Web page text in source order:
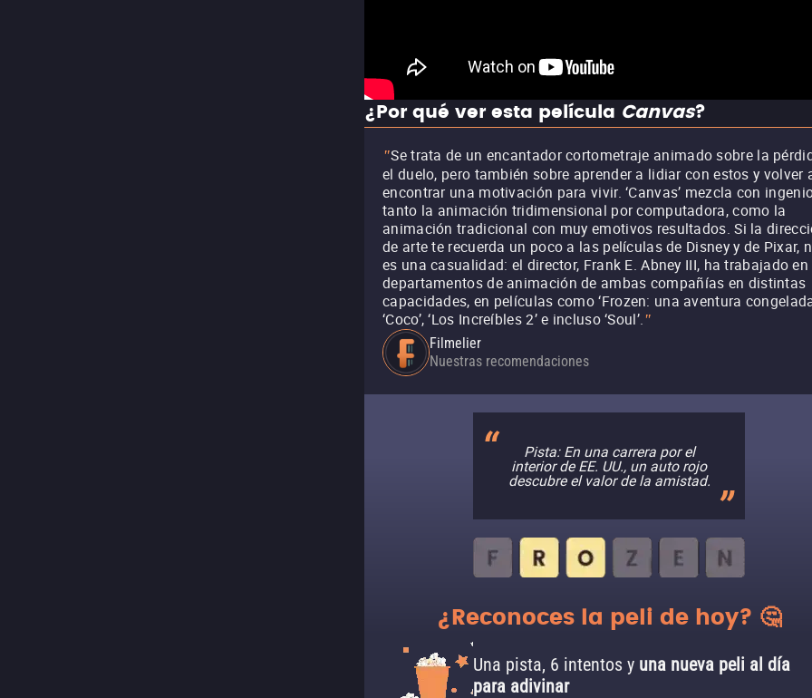
¿Por qué ver esta película Canvas?
"Se trata de un encantador cortometraje animado sobre la
el duelo, pero también sobre aprender a lidiar con estos y volver
encontrar una motivación para vivir. ‘Canvas’ mezcla con
tanto la animación tridimensional por computadora, como la
animación tradicional con muy emotivos resultados. Si la
de arte te recuerda un poco a las películas de Disney y de Pixar,
es una casualidad: el director, Frank E. Abney III, ha trabajado
departamentos de animación de ambas compañías en distintas
capacidades, en películas como ‘Frozen: una aventura
‘Coco’, ‘Los Increíbles 2’ e incluso ‘Soul’."
Filmelier
Nuestras recomendaciones
Pista: En una carrera por el
interior de EE. UU., un auto rojo
descubre el valor de la amistad.
¿Reconoces la peli de hoy? 🤔
Una pista, 6 intentos y una nueva peli al día
para adivinar